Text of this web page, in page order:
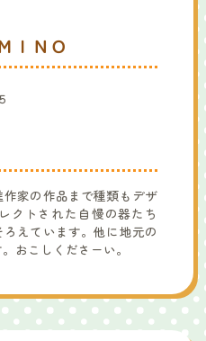
ＩＮＯ
家の作品まで種類もデザ
クトされた自慢の器たち
えています。他に地元の
おこしくださーい。